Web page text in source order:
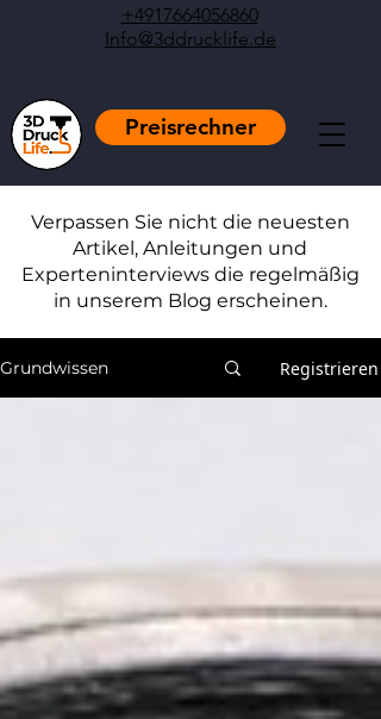
+4917664056860
Info@3ddrucklife.de
Preisrechner
Verpassen Sie nicht die neuesten
Artikel, Anleitungen und
Experteninterviews die regelmäßig
in unserem Blog erscheinen.
Grundwissen Registrieren